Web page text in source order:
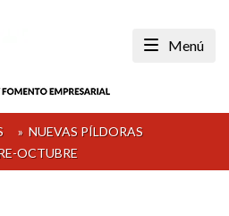
Menú
» NUEVAS PÍLDORAS
OCTUBRE